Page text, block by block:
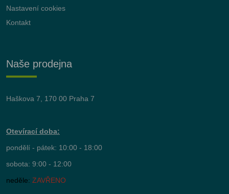
Nastavení cookies
Kontakt
Naše prodejna
Haškova 7, 170 00 Praha 7
Otevírací doba:
pondělí - pátek: 10:00 - 18:00
sobota: 9:00 - 12:00
neděle: ZAVŘENO